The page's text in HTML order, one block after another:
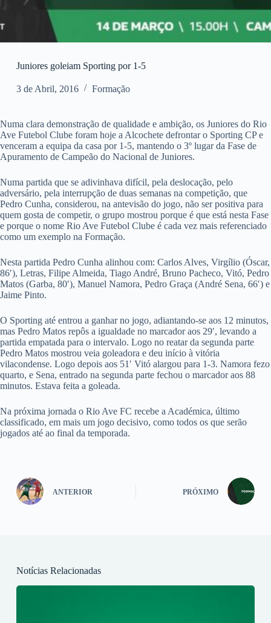
Juniores goleiam Sporting por 1-5
3 de Abril, 2016 Formação
Numa clara demonstração de qualidade e ambição, os Juniores do Rio
Ave Futebol Clube foram hoje a Alcochete defrontar o Sporting CP e
venceram a equipa da casa por 1-5, mantendo o 3º lugar da Fase de
Apuramento de Campeão do Nacional de Juniores.
Numa partida que se adivinhava difícil, pela deslocação, pelo
adversário, pela interrupção de duas semanas na competição, que
Pedro Cunha, considerou, na antevisão do jogo, não ser positiva para
quem gosta de competir, o grupo mostrou porque é que está nesta Fase
e porque o nome Rio Ave Futebol Clube é cada vez mais referenciado
como um exemplo na Formação.
Nesta partida Pedro Cunha alinhou com: Carlos Alves, Virgílio (Óscar,
86′), Letras, Filipe Almeida, Tiago André, Bruno Pacheco, Vitó, Pedro
Matos (Garba, 80′), Manuel Namora, Pedro Graça (André Sena, 66′) e
Jaime Pinto.
O Sporting até entrou a ganhar no jogo, adiantando-se aos 12 minutos,
mas Pedro Matos repôs a igualdade no marcador aos 29′, levando a
partida empatada para o intervalo. Logo no reatar da segunda parte
Pedro Matos mostrou veia goleadora e deu início à vitória
vilacondense. Logo depois aos 51′ Vitó alargou para 1-3. Namora fezo
quarto, e Sena, entrado na segunda parte fechou o marcador aos 88
minutos. Estava feita a goleada.
Na próxima jornada o Rio Ave FC recebe a Académica, último
classificado, em mais um jogo decisivo, como todos os que serão
jogados até ao final da temporada.
ANTERIOR PRÓXIMO
Notícias Relacionadas